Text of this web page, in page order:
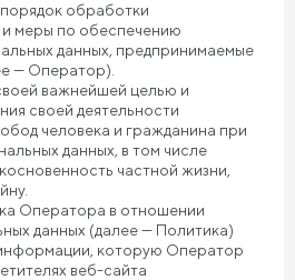
обработки
меры по обеспечению
данных, предпринимаемые
— Оператор).
важнейшей целью и
своей деятельности
человека и гражданина при
данных, в том числе
частной жизни,
Оператора в отношении
данных (далее — Политика)
которую Оператор
веб-сайта